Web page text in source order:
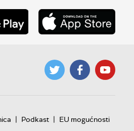
| Podkast | EU mogućnosti